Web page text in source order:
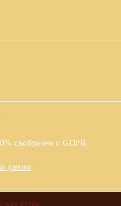
съобразен с GDPR.
данни